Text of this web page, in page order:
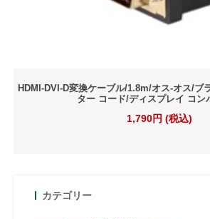
HDMI-DVI-D変換ケーブル/1.8m/オス-オス/ブ
ター コード/ディスプレイ コン
1,790円 (税込)
カテゴリー